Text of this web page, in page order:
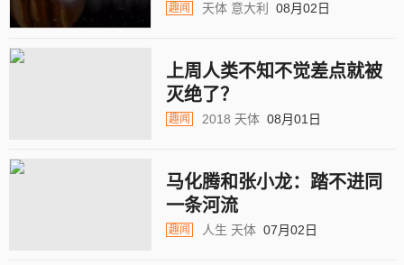
趣闻 天体 意大利 08月02日
上周人类不知不觉差点就被
灭绝了？
趣闻 2018 天体 08月01日
马化腾和张小龙：踏不进同
一条河流
趣闻 人生 天体 07月02日